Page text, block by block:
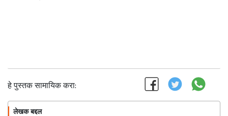
हे पुस्तक सामायिक करा:
लेखक बद्दल